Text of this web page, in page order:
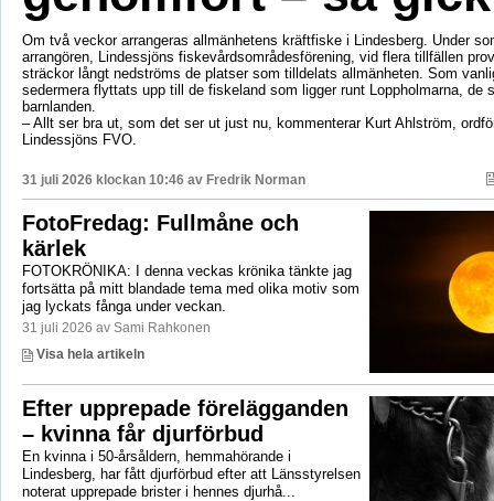
Om två veckor arrangeras allmänhetens kräftfiske i Lindesberg. Under
arrangören, Lindessjöns fiskevårdsområdesförening, vid flera tillfällen
sträckor långt nedströms de platser som tilldelats allmänheten. Som
sedermera flyttats upp till de fiskeland som ligger runt Loppholmarna, de
barnlanden.
– Allt ser bra ut, som det ser ut just nu, kommenterar Kurt Ahlström,
Lindessjöns FVO.
31 juli 2026 klockan 10:46 av Fredrik Norman
FotoFredag: Fullmåne och
kärlek
FOTOKRÖNIKA: I denna veckas krönika tänkte jag
fortsätta på mitt blandade tema med olika motiv som
jag lyckats fånga under veckan.
31 juli 2026 av Sami Rahkonen
Visa hela artikeln
Efter upprepade förelägganden
– kvinna får djurförbud
En kvinna i 50-årsåldern, hemmahörande i
Lindesberg, har fått djurförbud efter att Länsstyrelsen
noterat upprepade brister i hennes djurhå...